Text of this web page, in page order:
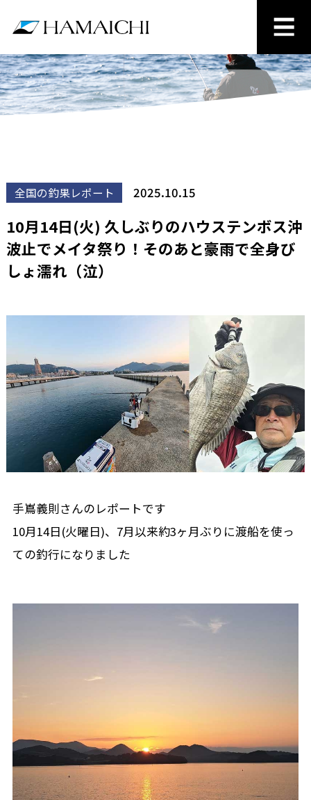
全国の釣果レポート 2025.10.15
10月14日(火) 久しぶりのハウステンボス沖
波止でメイタ祭り！そのあと豪雨で全身び
しょ濡れ（泣）
手嶌義則さんのレポートです
10月14日(火曜日)、7月以来約3ヶ月ぶりに渡船を使っ
ての釣行になりました